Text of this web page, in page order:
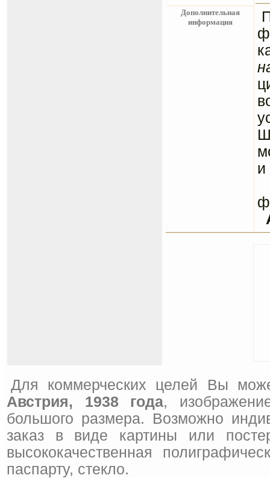
Дополнительная
информация
и
Для коммерческих целей Вы
Австрия, 1938 года,
большого размера. Возможно
заказ в виде картины или
высококачественная
паспарту, стекло.